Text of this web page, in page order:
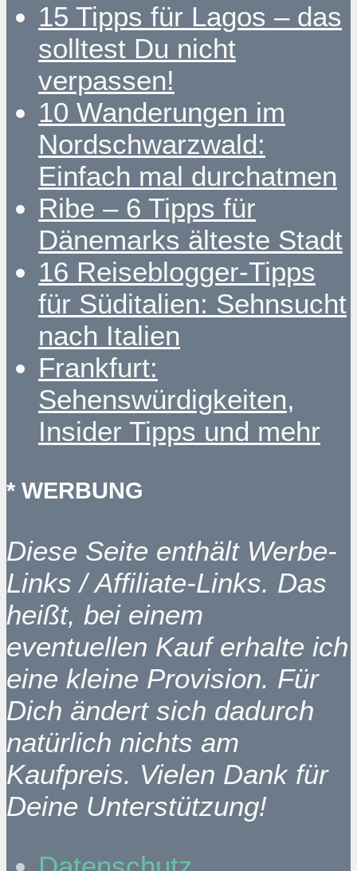
15 Tipps für Lagos – das
solltest Du nicht
verpassen!
10 Wanderungen im
Nordschwarzwald:
Einfach mal durchatmen
Ribe – 6 Tipps für
Dänemarks älteste Stadt
16 Reiseblogger-Tipps
für Süditalien: Sehnsucht
nach Italien
Frankfurt:
Sehenswürdigkeiten,
Insider Tipps und mehr
* WERBUNG
Diese Seite enthält Werbe-
Links / Affiliate-Links. Das
heißt, bei einem
eventuellen Kauf erhalte ich
eine kleine Provision. Für
Dich ändert sich dadurch
natürlich nichts am
Kaufpreis. Vielen Dank für
Deine Unterstützung!